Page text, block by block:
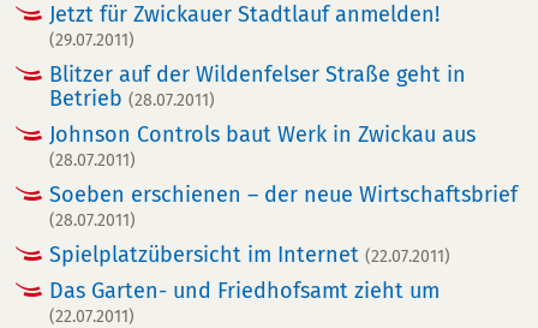
Jetzt für Zwickauer Stadtlauf anmelden!
(29.07.2011)
Blitzer auf der Wildenfelser Straße geht in
Betrieb (28.07.2011)
Johnson Controls baut Werk in Zwickau aus
(28.07.2011)
Soeben erschienen – der neue Wirtschaftsbrief
(28.07.2011)
Spielplatzübersicht im Internet (22.07.2011)
Das Garten- und Friedhofsamt zieht um
(22.07.2011)